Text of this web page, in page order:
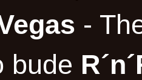
-
bude